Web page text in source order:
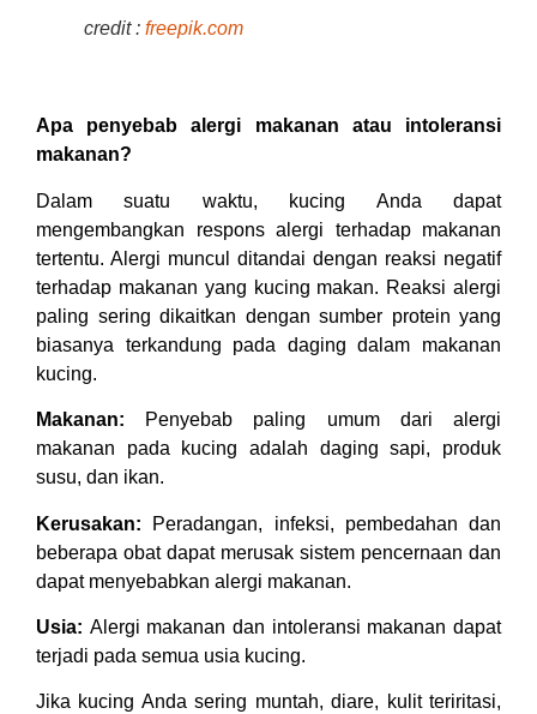
credit : freepik.com
Apa penyebab alergi makanan atau intoleransi
makanan?
Dalam suatu waktu, kucing Anda dapat
mengembangkan respons alergi terhadap makanan
tertentu. Alergi muncul ditandai dengan reaksi negatif
terhadap makanan yang kucing makan. Reaksi alergi
paling sering dikaitkan dengan sumber protein yang
biasanya terkandung pada daging dalam makanan
kucing.
Makanan:
Penyebab paling umum dari alergi
makanan pada kucing adalah daging sapi, produk
susu, dan ikan.
Kerusakan: Peradangan, infeksi, pembedahan dan
beberapa obat dapat merusak sistem pencernaan dan
dapat menyebabkan alergi makanan.
Usia: Alergi makanan dan intoleransi makanan dapat
terjadi pada semua usia kucing.
Jika kucing Anda sering muntah, diare, kulit teriritasi,